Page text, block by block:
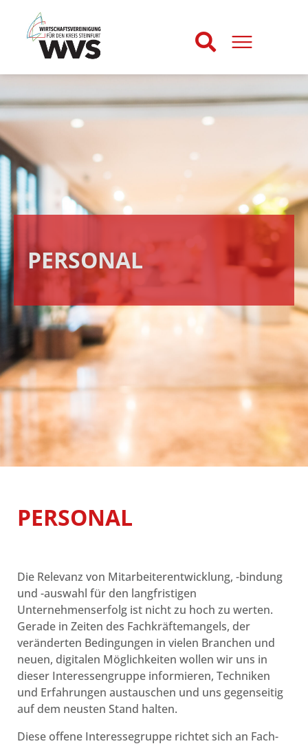
PERSONAL
PERSONAL
Die Relevanz von Mitarbeiterentwicklung, -bindung
und -auswahl für den langfristigen
Unternehmenserfolg ist nicht zu hoch zu werten.
Gerade in Zeiten des Fachkräftemangels, der
veränderten Bedingungen in vielen Branchen und
neuen, digitalen Möglichkeiten wollen wir uns in
dieser Interessengruppe informieren, Techniken
und Erfahrungen austauschen und uns gegenseitig
auf dem neusten Stand halten.
Diese offene Interessegruppe richtet sich an Fach-